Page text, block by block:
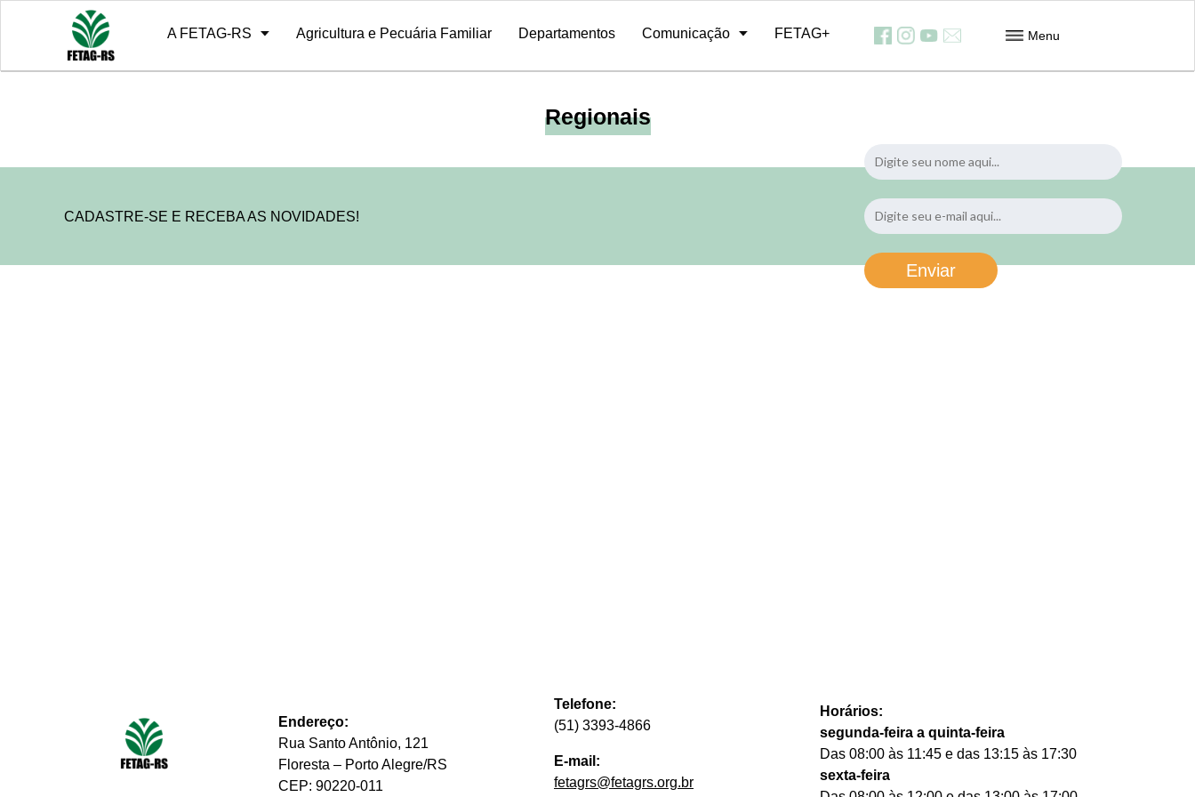
A FETAG-RS
Sobre Diretoria Estrutura História Ex-presidentes Quadro Funcional Regionais
Agricultura e Pecuária Familiar Departamentos Comunicação
10º Grito de Alerta Notícias Relatório de atividades Programa de Rádio Galeria de Fotos Informativos Contato
FETAG+ Menu
Regionais
CADASTRE-SE E RECEBA AS NOVIDADES!
Endereço:
Rua Santo Antônio, 121
Floresta – Porto Alegre/RS
CEP: 90220-011
Telefone:
(51) 3393-4866
E-mail:
fetagrs@fetagrs.org.br
Horários:
segunda-feira a quinta-feira
Das 08:00 às 11:45 e das 13:15 às 17:30
sexta-feira